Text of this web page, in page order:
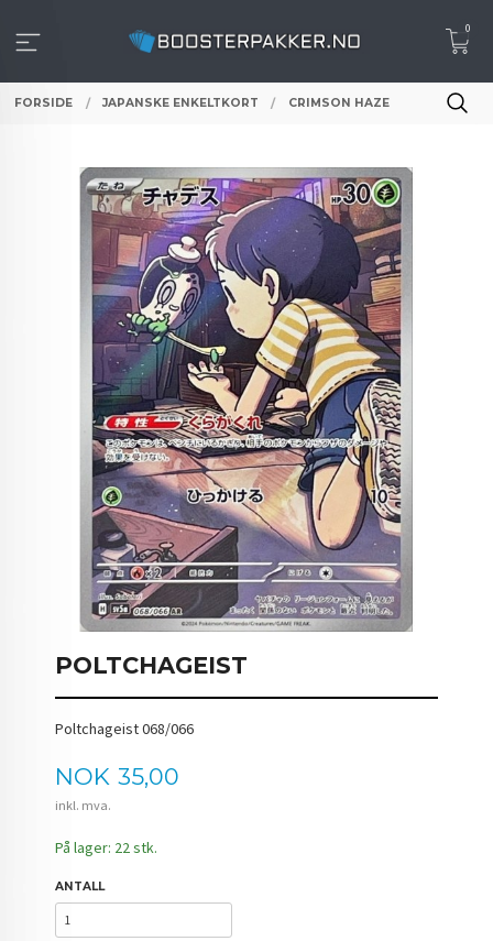
innholdet
0
FORSIDE JAPANSKE ENKELTKORT CRIMSON HAZE
POLTCHAGEIST
Poltchageist 068/066
Pris
NOK 35,00
inkl. mva.
På lager: 22 stk.
ANTALL